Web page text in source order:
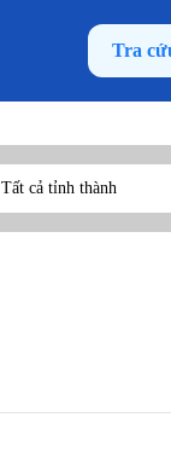
Tra
Tất cả tỉnh thành